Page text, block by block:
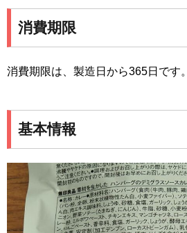
消費期限
消費期限は、製造日から365日です。
基本情報